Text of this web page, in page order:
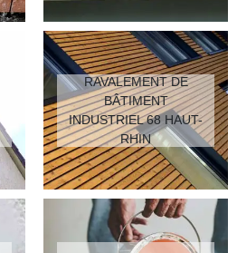
RAVALEMENT DE
BÂTIMENT
INDUSTRIEL 68 HAUT-
RHIN